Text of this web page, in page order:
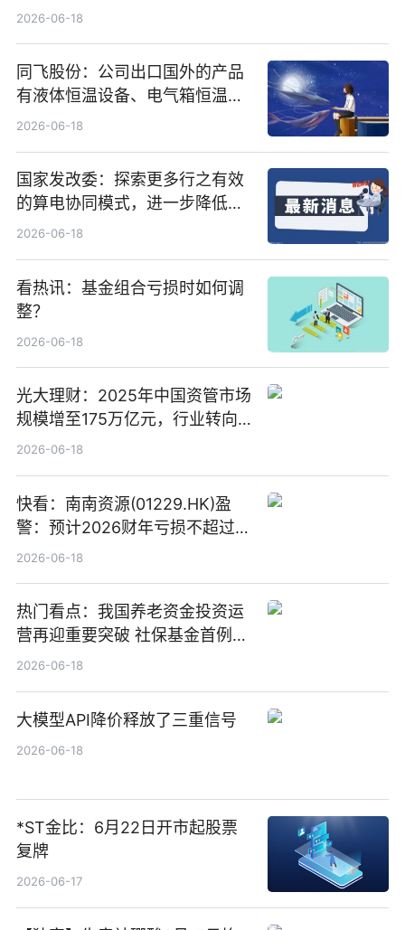
行5200万股
2026-06-18
同飞股份：公司出口国外的产品
有液体恒温设备、电气箱恒温装
置、纯水冷却单元和特种换热器
2026-06-18
国家发改委：探索更多行之有效
的算电协同模式，进一步降低网
络传输时延_最资讯
2026-06-18
看热讯：基金组合亏损时如何调
整？
2026-06-18
光大理财：2025年中国资管市场
规模增至175万亿元，行业转向
“量质并重”
2026-06-18
快看：南南资源(01229.HK)盈
警：预计2026财年亏损不超过
1000万港元
2026-06-18
热门看点：我国养老资金投资运
营再迎重要突破 社保基金首例期
货账户完成开立
2026-06-18
大模型API降价释放了三重信号
2026-06-18
*ST金比：6月22日开市起股票
复牌
2026-06-17